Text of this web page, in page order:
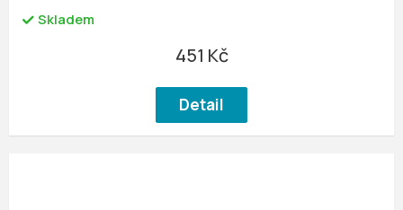
Skladem
451 Kč
Detail